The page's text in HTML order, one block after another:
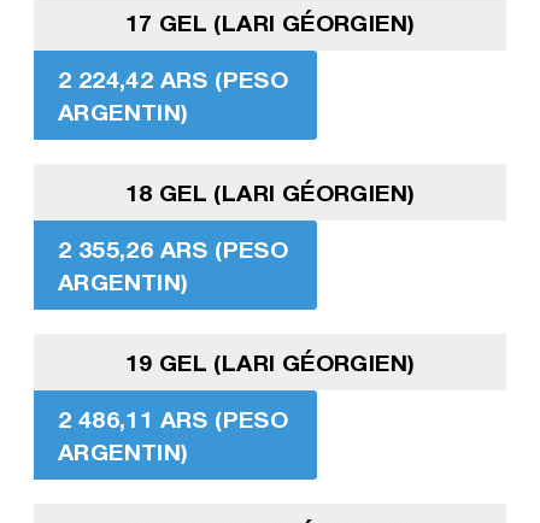
17 GEL (LARI GÉORGIEN)
2 224,42 ARS (PESO
ARGENTIN)
18 GEL (LARI GÉORGIEN)
2 355,26 ARS (PESO
ARGENTIN)
19 GEL (LARI GÉORGIEN)
2 486,11 ARS (PESO
ARGENTIN)